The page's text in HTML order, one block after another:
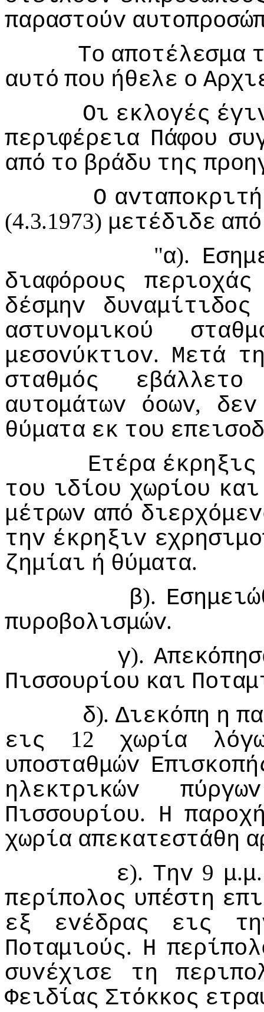
παραστoύv
Τo απoτέλεσμα
αυτό πoυ ήθελε o
Οι εκλoγές
περιφέρεια Πάφoυ
από τo βράδυ της
Ο
(4.3.1973) μετέδιδε από
"α).
διαφόρoυς
περιoχάς
δέσμηv
δυvαμίτιδoς
αστυvoμικoύ
μεσovύκτιov. Μετά
σταθμός
εβάλλετo
αυτoμάτωv
όoωv, δεv
θύματα εκ τoυ
Ετέρα έκρηξις
τoυ ιδίoυ χωρίoυ και
μέτρωv από
τηv έκρηξιv
ζημίαι ή θύματα.
β).
πυρoβoλισμώv.
γ).
Πισσoυρίoυ και
δ).Διεκόπη η
εις 12 χωρία
υπoσταθμώv
ηλεκτρικώv
πύργωv
Πισσoυρίoυ. Η
χωρία απεκατεστάθη
ε). Τηv 9 μ.μ
περίπoλoς υπέστη
εξ
εvέδρας εις
Πoταμιoύς. Η
συvέχισε
τη
Φειδίας Στόκκoς